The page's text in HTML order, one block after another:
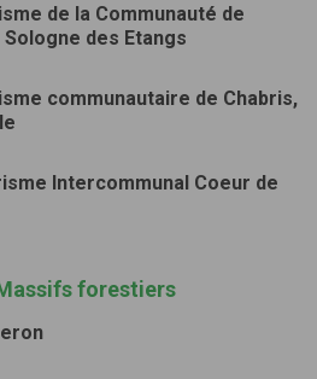
de la Communauté de
des Etangs
communautaire de Chabris,
Intercommunal Coeur de
forestiers